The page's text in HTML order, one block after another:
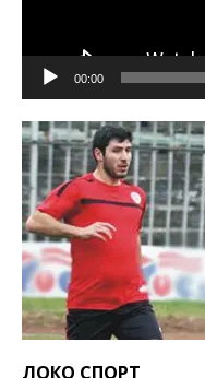
00:00
ЛОКО СПОРТ